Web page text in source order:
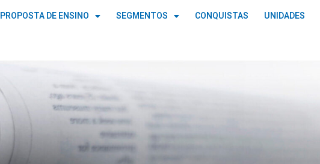
PROPOSTA DE ENSINO SEGMENTOS CONQUISTAS UNIDADES